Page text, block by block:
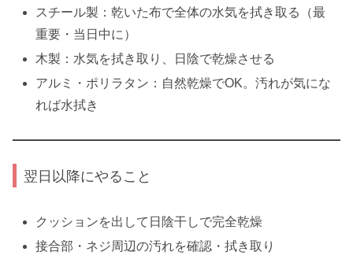
スチール製：乾いた布で全体の水気を拭き取る（最
重要・当日中に）
木製：水気を拭き取り、日陰で乾燥させる
アルミ・ポリラタン：自然乾燥でOK。汚れが気にな
れば水拭き
翌日以降にやること
クッションを出して日陰干しで完全乾燥
接合部・ネジ周辺の汚れを確認・拭き取り